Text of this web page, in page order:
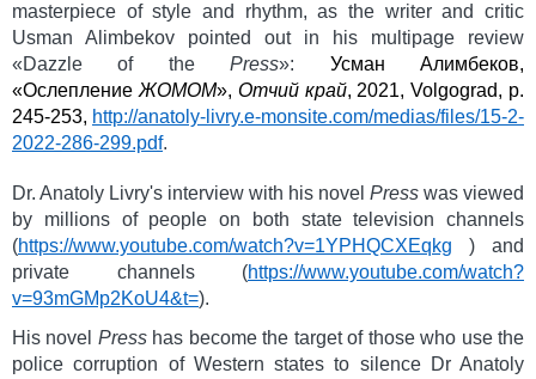
masterpiece of style and rhythm, as the writer and critic
Usman Alimbekov pointed out in his multipage review
«Dazzle of thePress»: Усман Алимбеков,
«Ослепление ЖОМОМ», Отчий край, 2021, Volgograd, p.
245-253, http://anatoly-livry.e-monsite.com/medias/files/15-2-
2022-286-299.pdf.
Dr. Anatoly Livry's interview with his novel Press was viewed
by millions of people on both state television channels
(https://www.youtube.com/watch?v=1YPHQCXEqkg ) and
private channels (https://www.youtube.com/watch?
v=93mGMp2KoU4&t=).
His novel Presshas become the target of those who use the
police corruption of Western states to silence Dr Anatoly